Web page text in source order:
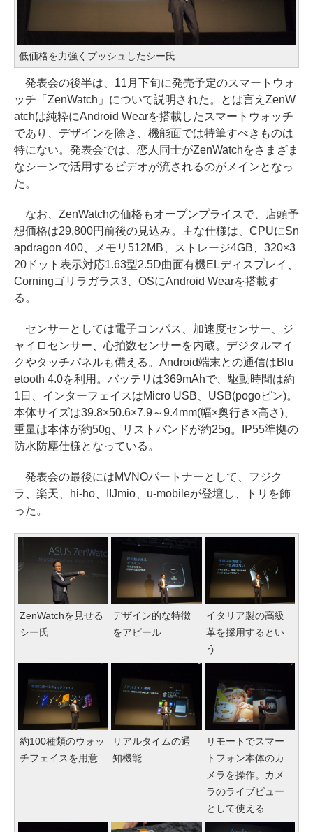
低価格を力強くプッシュしたシー氏
発表会の後半は、11月下旬に発売予定のスマートウォ
ッチ「ZenWatch」について説明された。とは言えZenW
atchは純粋にAndroid Wearを搭載したスマートウォッチ
であり、デザインを除き、機能面では特筆すべきものは
特にない。発表会では、恋人同士がZenWatchをさまざま
なシーンで活用するビデオが流されるのがメインとなっ
た。
なお、ZenWatchの価格もオープンプライスで、店頭予
想価格は29,800円前後の見込み。主な仕様は、CPUにSn
apdragon 400、メモリ512MB、ストレージ4GB、320×3
20ドット表示対応1.63型2.5D曲面有機ELディスプレイ、
Corningゴリラガラス3、OSにAndroid Wearを搭載す
る。
センサーとしては電子コンパス、加速度センサー、ジ
ャイロセンサー、心拍数センサーを内蔵。デジタルマイ
クやタッチパネルも備える。Android端末との通信はBlu
etooth 4.0を利用。バッテリは369mAhで、駆動時間は約
1日、インターフェイスはMicro USB、USB(pogoピン)。
本体サイズは39.8×50.6×7.9～9.4mm(幅×奥行き×高さ)、
重量は本体が約50g、リストバンドが約25g。IP55準拠の
防水防塵仕様となっている。
発表会の最後にはMVNOパートナーとして、フジク
ラ、楽天、hi-ho、IIJmio、u-mobileが登壇し、トリを飾
った。
ZenWatchを見せる
シー氏
デザイン的な特徴
をアピール
イタリア製の高級
革を採用するとい
う
約100種類のウォッ
チフェイスを用意
リアルタイムの通
知機能
リモートでスマー
トフォン本体のカ
メラを操作。カメ
ラのライブビュー
として使える